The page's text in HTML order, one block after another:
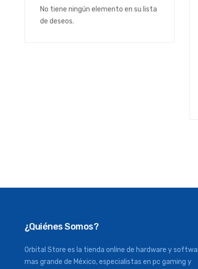
No tiene ningún elemento en su lista
de deseos.
¿Quiénes Somos?
Orbital Store es la tienda online de hardware y
mas grande de México, especialistas en pc gaming y